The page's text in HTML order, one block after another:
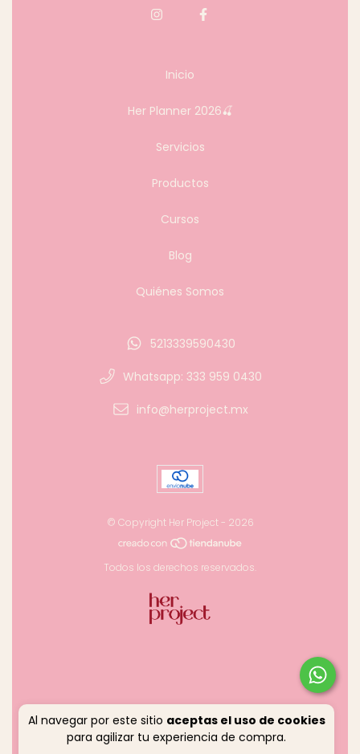
Al navegar por este sitio aceptas el uso de cookies
para agilizar tu experiencia de compra.
Inicio
Her Planner 2026🍒
Servicios
Productos
Cursos
Blog
Quiénes Somos
5213339590430
Whatsapp: 333 959 0430
info@herproject.mx
© Copyright Her Project - 2026
Todos los derechos reservados.